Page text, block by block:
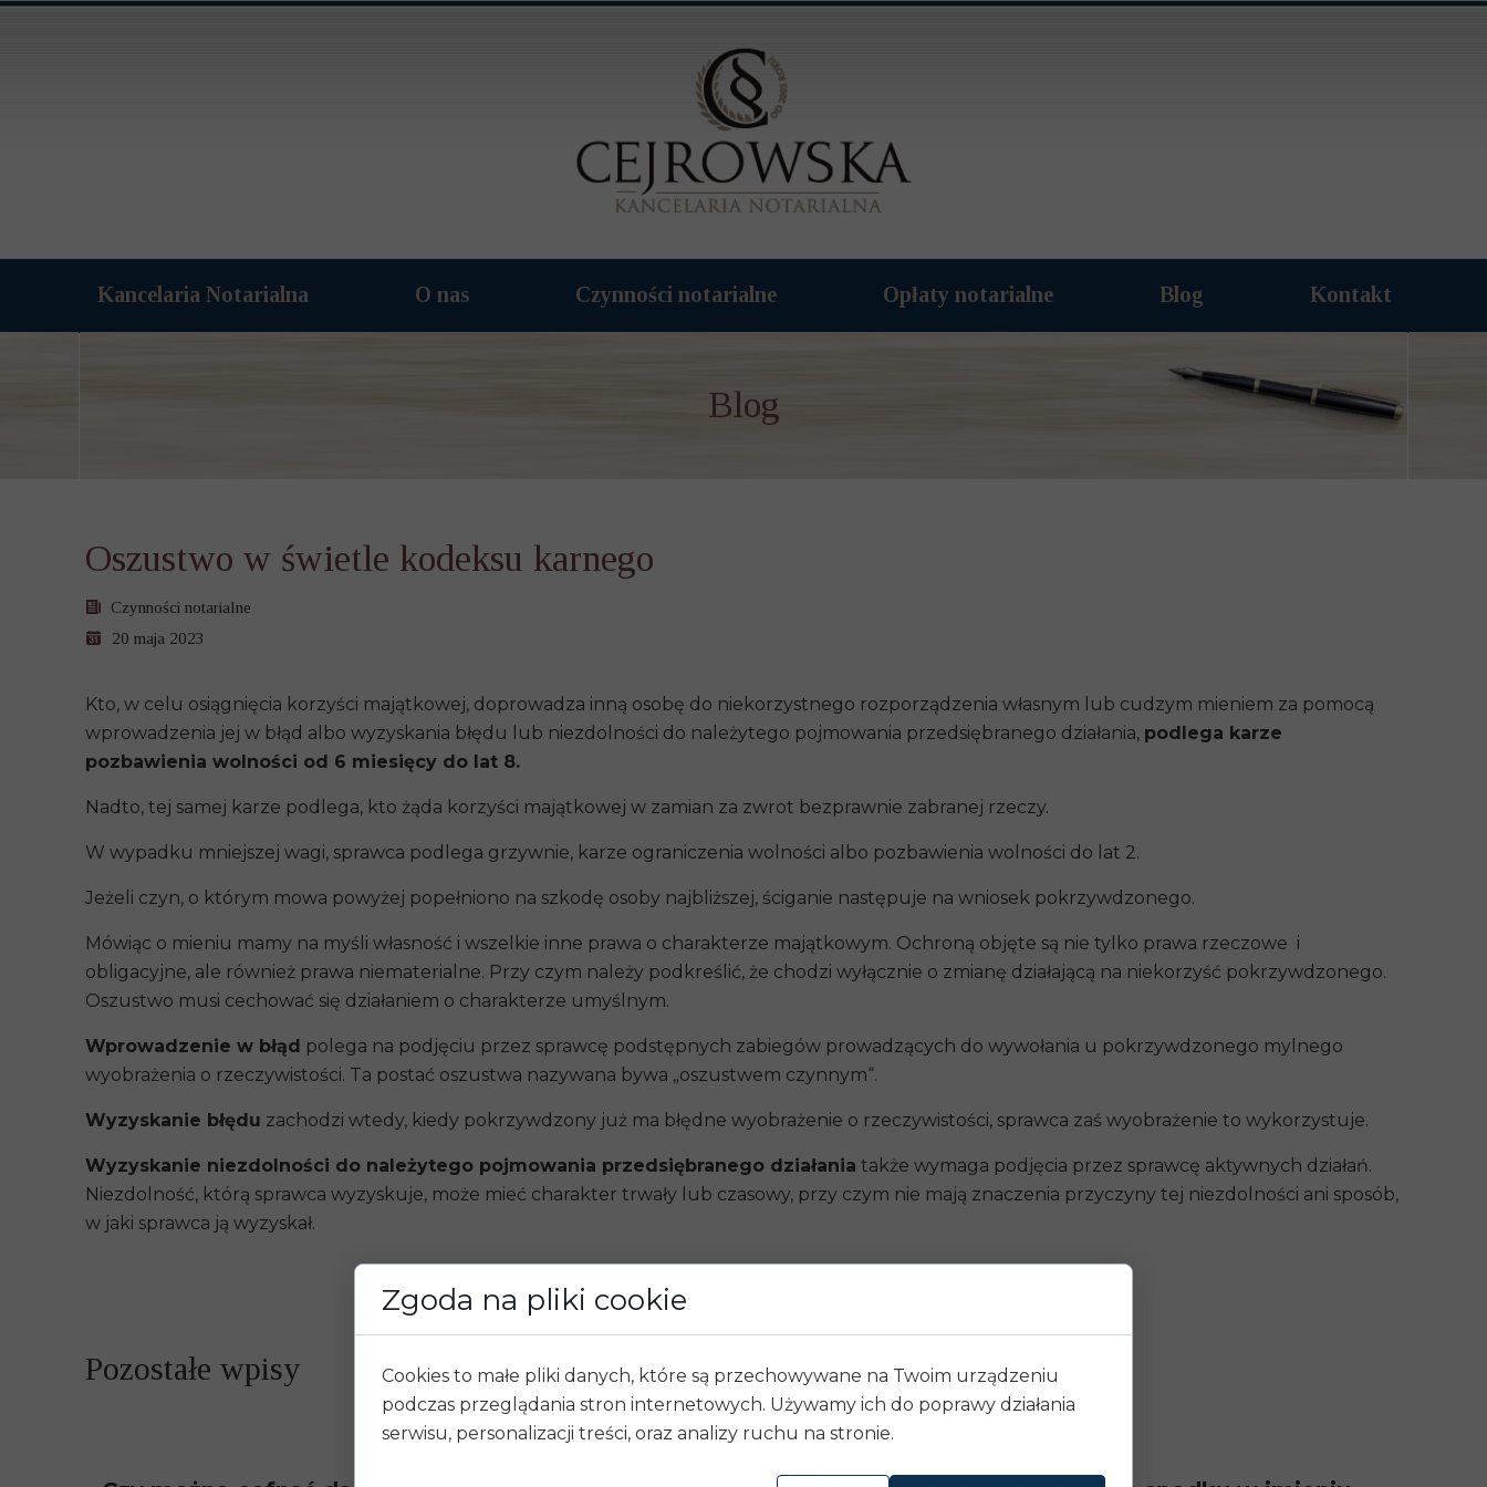
Blog
Kancelaria Notarialna O nas Czynności notarialne Opłaty notarialne Blog Kontakt
20 maja 2023
Czynności notarialne
Oszustwo w świetle kodeksu karnego
Pozostałe wpisy
Kto, w celu osiągnięcia korzyści majątkowej, doprowadza inną osobę do niekorzystnego rozporządzenia własnym lub cudzym mieniem za pomocą
wprowadzenia jej w błąd albo wyzyskania błędu lub niezdolności do należytego pojmowania przedsiębranego działania, podlega karze
pozbawienia wolności od 6 miesięcy do lat 8.
Nadto, tej samej karze podlega, kto żąda korzyści majątkowej w zamian za zwrot bezprawnie zabranej rzeczy.
W wypadku mniejszej wagi, sprawca podlega grzywnie, karze ograniczenia wolności albo pozbawienia wolności do lat 2.
Jeżeli czyn, o którym mowa powyżej popełniono na szkodę osoby najbliższej, ściganie następuje na wniosek pokrzywdzonego.
Mówiąc o mieniu mamy na myśli własność i wszelkie inne prawa o charakterze majątkowym. Ochroną objęte są nie tylko prawa rzeczowe i
obligacyjne, ale również prawa niematerialne. Przy czym należy podkreślić, że chodzi wyłącznie o zmianę działającą na niekorzyść pokrzywdzonego.
Oszustwo musi cechować się działaniem o charakterze umyślnym.
Wprowadzenie w błąd polega na podjęciu przez sprawcę podstępnych zabiegów prowadzących do wywołania u pokrzywdzonego mylnego
wyobrażenia o rzeczywistości. Ta postać oszustwa nazywana bywa „oszustwem czynnym“.
Wyzyskanie błędu zachodzi wtedy, kiedy pokrzywdzony już ma błędne wyobrażenie o rzeczywistości, sprawca zaś wyobrażenie to wykorzystuje.
Wyzyskanie niezdolności do należytego pojmowania przedsiębranego działania także wymaga podjęcia przez sprawcę aktywnych działań.
Niezdolność, którą sprawca wyzyskuje, może mieć charakter trwały lub czasowy, przy czym nie mają znaczenia przyczyny tej niezdolności ani sposób,
w jaki sprawca ją wyzyskał.
Zgoda na pliki cookie
Cookies to małe pliki danych, które są przechowywane na Twoim urządzeniu
podczas przeglądania stron internetowych. Używamy ich do poprawy działania
serwisu, personalizacji treści, oraz analizy ruchu na stronie.